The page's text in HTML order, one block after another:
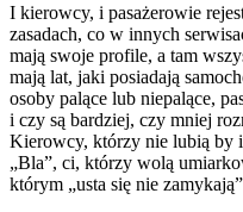
I kierowcy, i pasażerowie
zasadach, co w innych
mają swoje profile, a tam
mają lat, jaki posiadają
osoby palące lub niepalące,
i czy są bardziej, czy mniej
Kierowcy, którzy nie lubią by
„Bla”, ci, którzy wolą
którym „usta się nie